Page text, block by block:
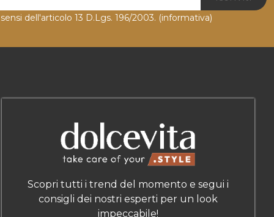
dell'articolo 13 D.Lgs. 196/2003. (informativa)
Scopri tutti i trend del momento e segui i
consigli dei nostri esperti per un look
impeccabile!